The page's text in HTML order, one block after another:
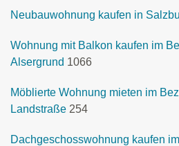
Neubauwohnung kaufen in
Wohnung mit Balkon kaufen im
Alsergrund 1066
Möblierte Wohnung mieten im
Landstraße 254
Dachgeschosswohnung kaufen